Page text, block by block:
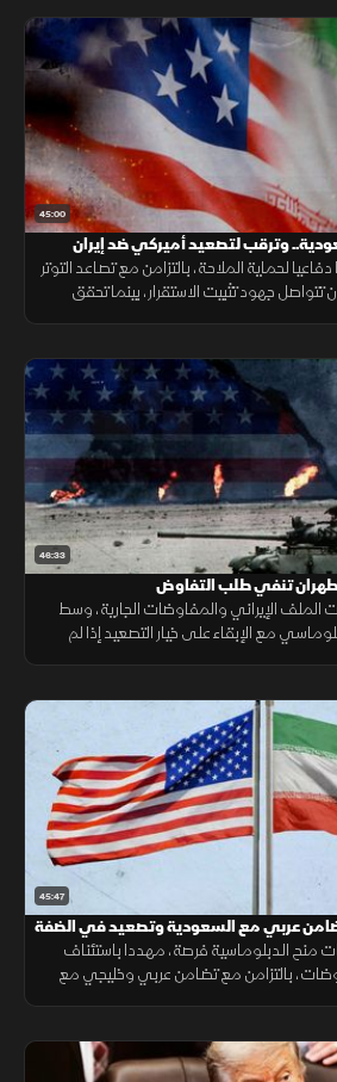
45:00
وترقب لتصعيد أميركي ضد إيران
لحماية الملاحة، بالتزامن مع تصاعد التوتر
تتواصل جهود تثبيت الاستقرار، بينما تحقق
46:33
تنفي طلب التفاوض
الملف الإيراني والمفاوضات الجارية، وسط
مع الإبقاء على خيار التصعيد إذا لم
45:47
عربي مع السعودية وتصعيد في الضفة
الدبلوماسية فرصة، مهددا باستئناف
بالتزامن مع تضامن عربي وخليجي مع